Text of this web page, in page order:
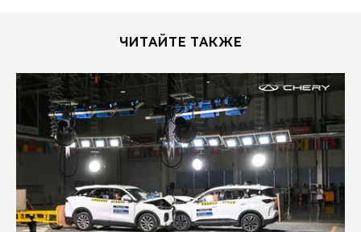
CHERY ДЛЯ ДЕТЕЙ
ЧИТАЙТЕ ТАКЖЕ